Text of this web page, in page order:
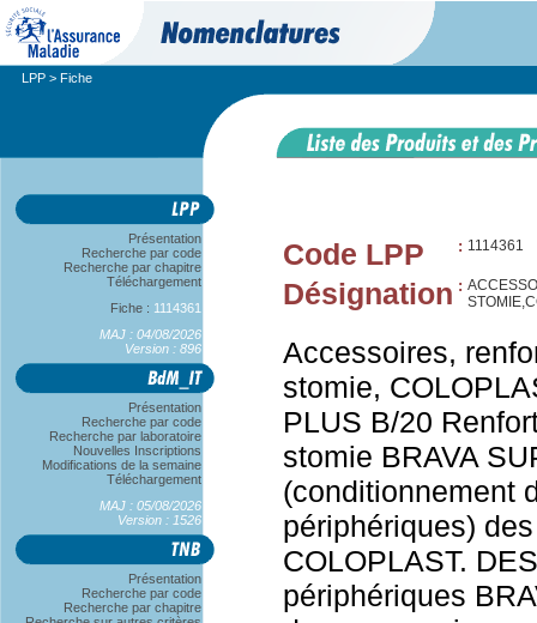
LPP > Fiche
Présentation
Recherche par code
Recherche par chapitre
Téléchargement
Fiche : 1114361
MAJ : 04/08/2026
Version : 896
Présentation
Recherche par code
Recherche par laboratoire
Nouvelles Inscriptions
Modifications de la semaine
Téléchargement
MAJ : 05/08/2026
Version : 1526
Présentation
Recherche par code
Recherche par chapitre
Code LPP : 1114361
Désignation :
Accessoires,
stomie,
PLUS B/20
stomie BRAVA
(conditionnement
périphériques)
COLOPLAST.
périphériques